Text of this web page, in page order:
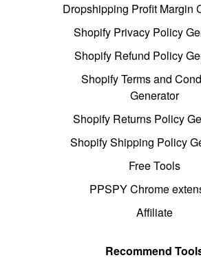
Dropshipping Profit Margin
Shopify Privacy Policy
Shopify Refund Policy
Shopify Terms and
Generator
Shopify Returns Policy
Shopify Shipping Policy
Free Tools
PPSPY Chrome
Affiliate
Recommend